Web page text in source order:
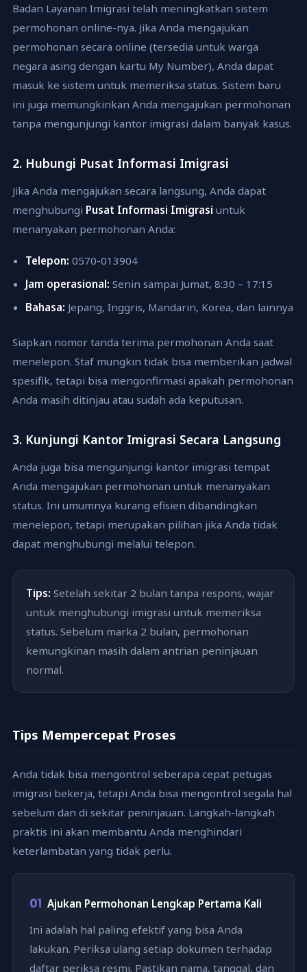
Badan Layanan Imigrasi telah meningkatkan sistem
permohonan online-nya. Jika Anda mengajukan
permohonan secara online (tersedia untuk warga
negara asing dengan kartu My Number), Anda dapat
masuk ke sistem untuk memeriksa status. Sistem baru
ini juga memungkinkan Anda mengajukan permohonan
tanpa mengunjungi kantor imigrasi dalam banyak kasus.
2. Hubungi Pusat Informasi Imigrasi
Jika Anda mengajukan secara langsung, Anda dapat
menghubungi Pusat Informasi Imigrasi untuk
menanyakan permohonan Anda:
Telepon: 0570-013904
Jam operasional: Senin sampai Jumat, 8:30 – 17:15
Bahasa: Jepang, Inggris, Mandarin, Korea, dan lainnya
Siapkan nomor tanda terima permohonan Anda saat
menelepon. Staf mungkin tidak bisa memberikan jadwal
spesifik, tetapi bisa mengonfirmasi apakah permohonan
Anda masih ditinjau atau sudah ada keputusan.
3. Kunjungi Kantor Imigrasi Secara Langsung
Anda juga bisa mengunjungi kantor imigrasi tempat
Anda mengajukan permohonan untuk menanyakan
status. Ini umumnya kurang efisien dibandingkan
menelepon, tetapi merupakan pilihan jika Anda tidak
dapat menghubungi melalui telepon.
Tips: Setelah sekitar 2 bulan tanpa respons, wajar
untuk menghubungi imigrasi untuk memeriksa
status. Sebelum marka 2 bulan, permohonan
kemungkinan masih dalam antrian peninjauan
normal.
Tips Mempercepat Proses
Anda tidak bisa mengontrol seberapa cepat petugas
imigrasi bekerja, tetapi Anda bisa mengontrol segala hal
sebelum dan di sekitar peninjauan. Langkah-langkah
praktis ini akan membantu Anda menghindari
keterlambatan yang tidak perlu.
01 Ajukan Permohonan Lengkap Pertama Kali
Ini adalah hal paling efektif yang bisa Anda
lakukan. Periksa ulang setiap dokumen terhadap
daftar periksa resmi. Pastikan nama, tanggal, dan